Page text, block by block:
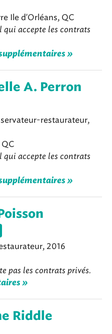
Ile d'Orléans, QC
qui accepte les contrats
»
A. Perron
restaurateur,
qui accepte les contrats
»
2016
pas les contrats privés.
»
Riddle